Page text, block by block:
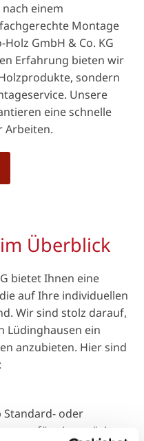
einem
Montage
GmbH & Co. KG
Erfahrung bieten wir
sondern
Unsere
eine schnelle
Arbeiten.
Überblick
bietet Ihnen eine
auf Ihre individuellen
Wir sind stolz darauf,
Lüdinghausen ein
anzubieten. Hier sind
Standard- oder
für eine präzise